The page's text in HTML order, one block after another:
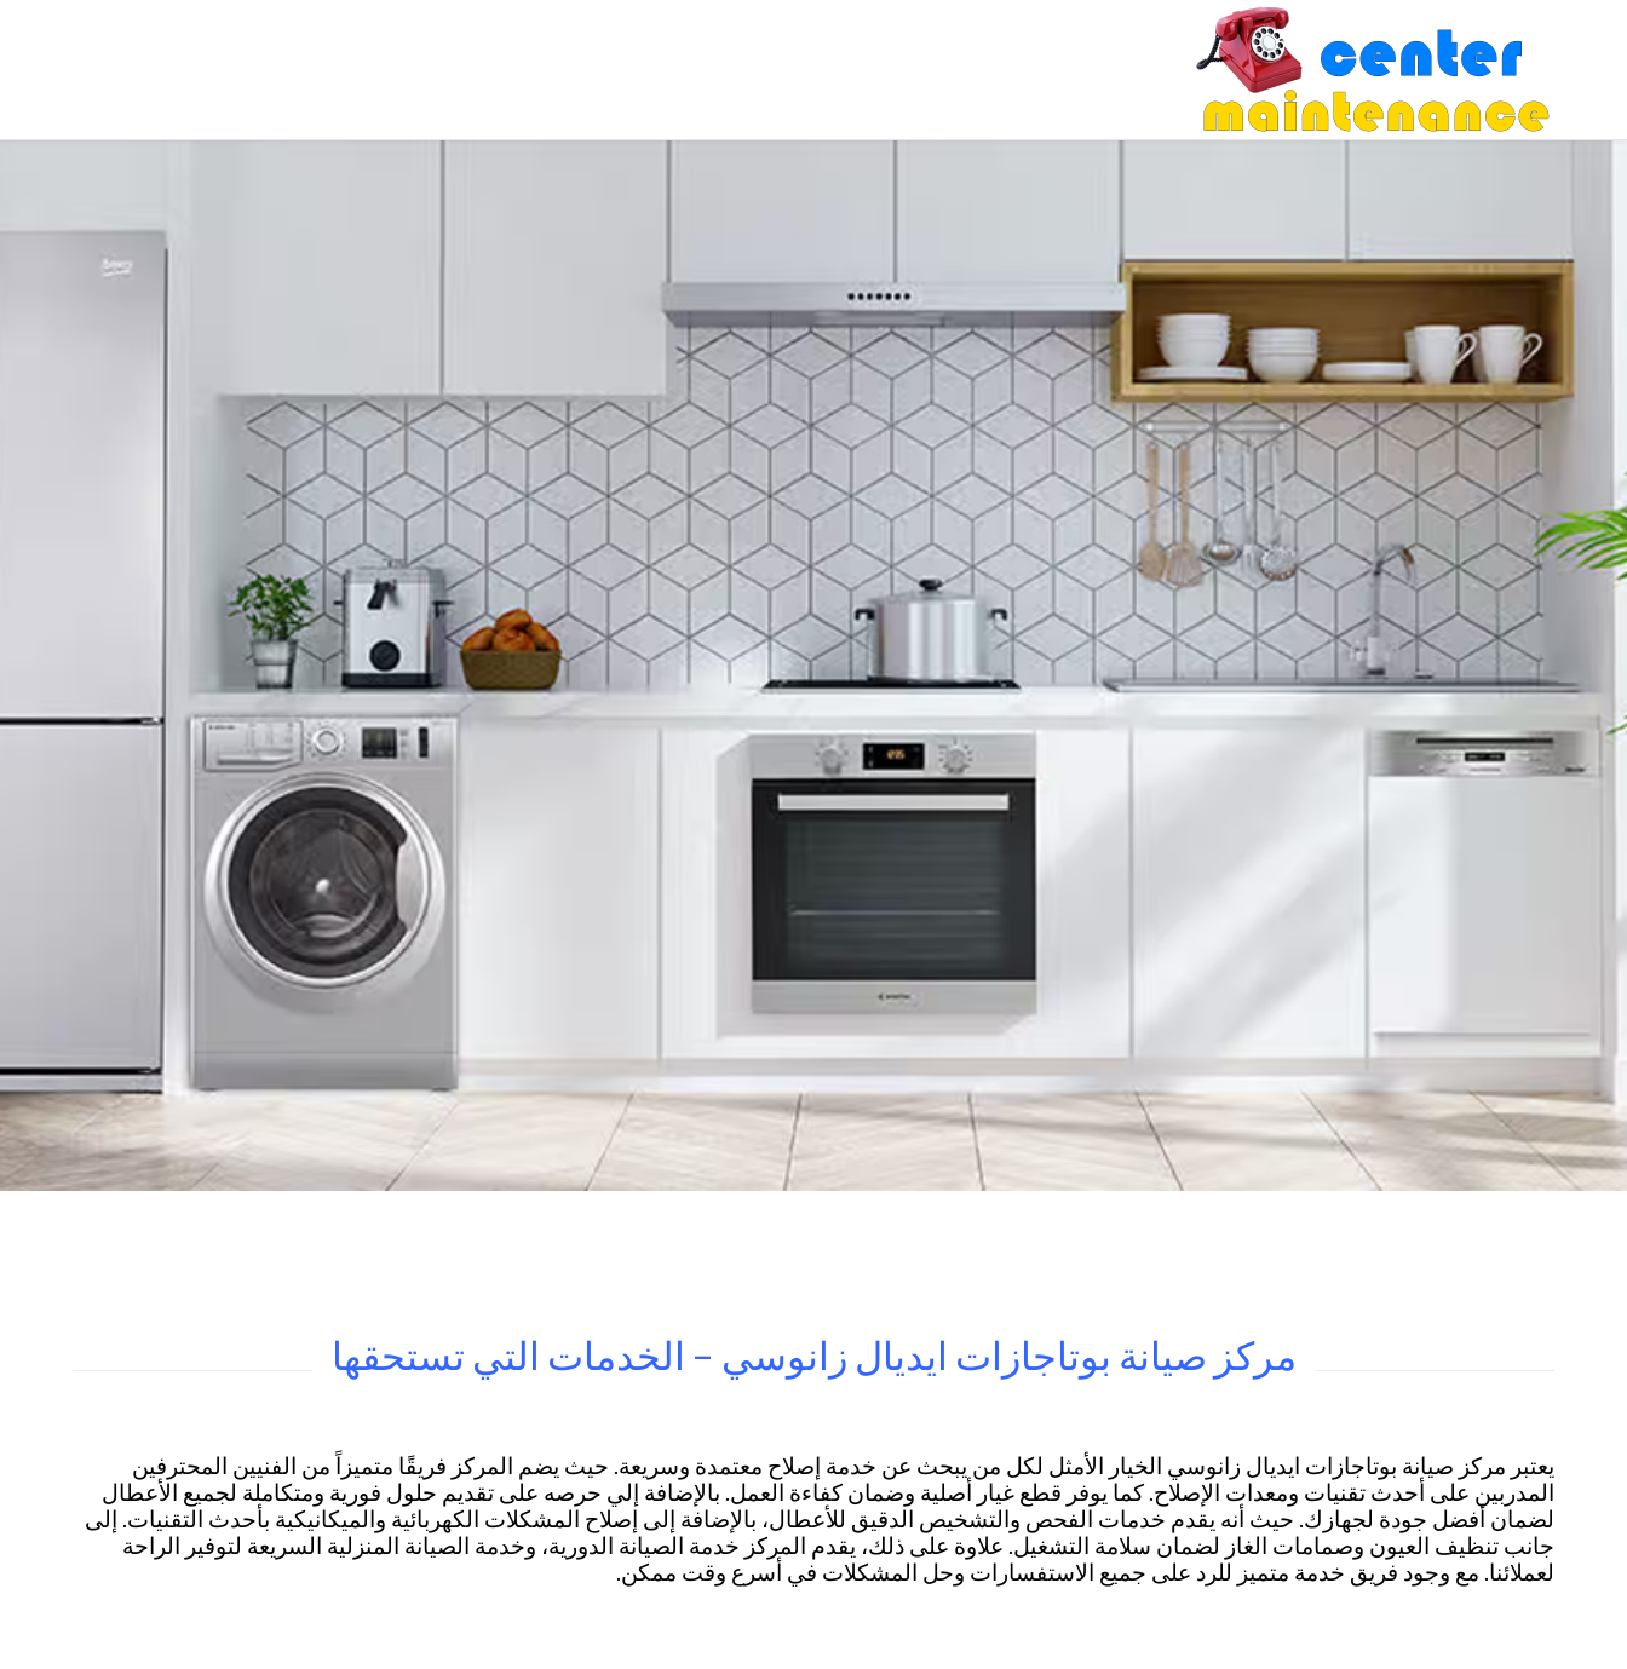
Skip
content
مركز صيانة بوتاجازات ايديال زانوسي – الخدمات التي تستحقها
يعتبر مركز صيانة بوتاجازات ايديال زانوسي الخيار الأمثل لكل من يبحث عن خدمة إصلاح معتمدة وسريعة. حيث يضم المركز فريقًا متميزاً من الفنيين المحترفين
المدربين على أحدث تقنيات ومعدات الإصلاح. كما يوفر قطع غيار أصلية وضمان كفاءة العمل. بالإضافة إلي حرصه على تقديم حلول فورية ومتكاملة لجميع الأعطال
لضمان أفضل جودة لجهازك. حيث أنه يقدم خدمات الفحص والتشخيص الدقيق للأعطال، بالإضافة إلى إصلاح المشكلات الكهربائية والميكانيكية بأحدث التقنيات. إلى
جانب تنظيف العيون وصمامات الغاز لضمان سلامة التشغيل. علاوة على ذلك، يقدم المركز خدمة الصيانة الدورية، وخدمة الصيانة المنزلية السريعة لتوفير الراحة
لعملائنا. مع وجود فريق خدمة متميز للرد على جميع الاستفسارات وحل المشكلات في أسرع وقت ممكن.